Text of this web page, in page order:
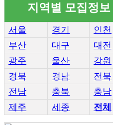
지역별 모집정보
서울 경기
인천
부산
대구
대전
광주
울산
강원
경북
경남
전북
전남
충북
충남
제주
세종 전체